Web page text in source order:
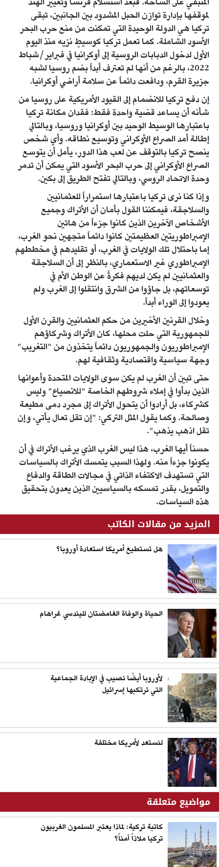
لموقفها بإدارة توازن الحبل المشدود بين الجانبين، تبقى
تركيا هي الدولة الوحيدة التي تمكنت من منع حرب البحر
الأسود الشاملة. كما تعمل تركيا كوسيطٍ نزيه منذ اليوم
الأول لدخول الدبابات الروسية إلى أوكرانيا في فبراير/شباط
2022، بالرغم من أنها لم تعترف أبداً بضم روسيا لشبه
جزيرة القرم، ودافعت دائماً عن سلامة أراضي أوكرانيا.
إن دفع تركيا للانضمام إلى القيود الأمريكية على روسيا من
شأنه أن يساعد قضية واحدة فقط: فقدان مكانة تركيا
باعتبارها الوسيط الوحيد بين أوكرانيا وروسيا، وبالتالي
إطالة أمد الصراع الأوكراني وتوسيع نطاقه. وأي شخص
ينصح تركيا بالتوقف عن لعب هذا الدور، يأمل أن يتوسع
الصراع الأوكراني إلى حرب البحر الأسود التي يمكن أن تدمر
وحدة الاتحاد الروسي، وبالتالي تفتح الطريق إلى بكين.
وإذا كنا نرى تركيا باعتبارها استمراراً للعثمانيين
والسلاجقة، فيمكننا القول بأمان أن الأتراك وجميع
الأشخاص الآخرين الذين كانوا جزءاً من هاتين
الإمبراطوريتين العظيمتين كانوا دائماً متجهين نحو الغرب،
إما باحتلال تلك الولايات في الغرب، أو تقليدهم في مخططهم
الإمبراطوري غير الاستعماري، بالنظر إلى أن السلاجقة
والعثمانيين لم يكن لديهم فكرةً عن الوطن الأم في
توسعاتهم، بل جاؤوا من الشرق وانتقلوا إلى الغرب ولم
يعودوا إلى الوراء أبداً.
وخلال القرنين الأخيرين من حكم العثمانيين والقرن الأول
للجمهورية التي حلت محلها، كان الأتراك وشركاؤهم
الإمبراطوريون والجمهوريون دائماً يتخذون من "التغريب"
وجهة سياسية واقتصادية وثقافية لهم.
حتى تبين أن الغرب لم يكن سوى الولايات المتحدة وأعوانها
الذين بدأوا في إملاء شروطهم الخاصة "للانصياع" وليس
كشركاء، بل أرادوا أن يتحول الأتراك إلى مجرد دمى مطيعة
وصالحة. وكما يقول المثل التركي: "إن تقل تعال يأتي، وإن
تقل اذهب يذهب".
حسناً أيها الغرب، هذا ليس الغرب الذي يرغب الأتراك في أن
يكونوا جزءاً منه. ولهذا السبب يتمسك الأتراك بالسياسات
التي تستهدف الاكتفاء الذاتي في مجالات الطاقة والدفاع
والتمويل، بقدر تمسكه بالسياسيين الذين يعدون بتحقيق
هذه السياسات.
المزيد من مقالات الكاتب
هل تستطيع أمريكا استعادة أوروبا؟
الحياة والوفاة الغامضتان لليندسي غراهام
لأوروبا أيضًا نصيب في الإبادة الجماعية
التي ترتكبها إسرائيل
لنستعد لأمريكا مختلفة
مواضيع متعلقة
كاتبة تركية: لماذا يعتبر المسلمون الغربيون
تركيا ملاذاً آمناً؟